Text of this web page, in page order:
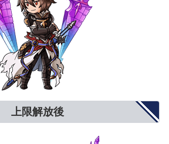
上限解放後